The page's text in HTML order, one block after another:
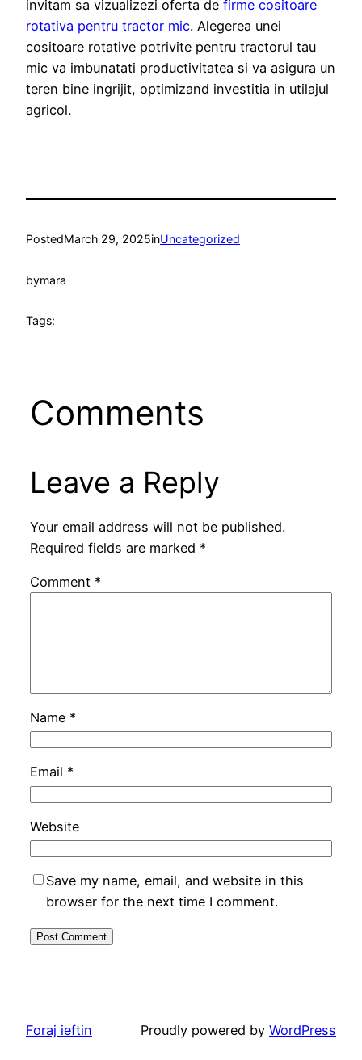
invitam sa vizualizezi oferta de firme cositoare
rotativa pentru tractor mic. Alegerea unei
cositoare rotative potrivite pentru tractorul tau
mic va imbunatati productivitatea si va asigura un
teren bine ingrijit, optimizand investitia in utilajul
agricol.
PostedMarch 29, 2025inUncategorized
bymara
Tags:
Comments
Leave a Reply
Your email address will not be published.
Required fields are marked *
Comment *
Name *
Email *
Website
Save my name, email, and website in this
browser for the next time I comment.
Foraj ieftin Proudly powered by WordPress